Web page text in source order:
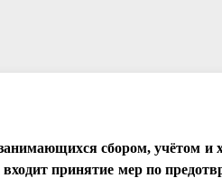
сбором, учётом и
входит принятие мер по